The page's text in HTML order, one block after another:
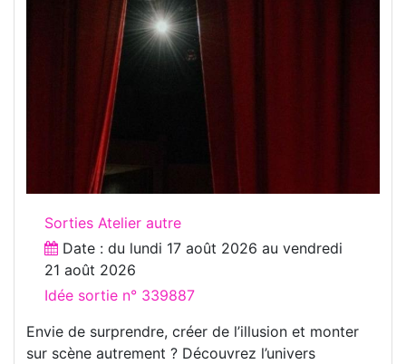
Sorties Atelier autre
Date : du lundi 17 août 2026 au vendredi
21 août 2026
Idée sortie n° 339887
Envie de surprendre, créer de l’illusion et monter
sur scène autrement ? Découvrez l’univers